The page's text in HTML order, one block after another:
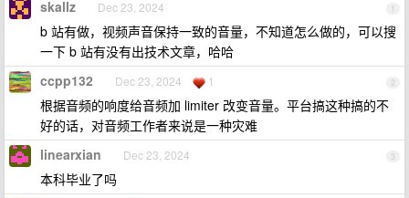
1
skallz Dec 23, 2024
b 站有做，视频声音保持一致的音量，不知道怎么做的，可以搜
一下 b 站有没有出技术文章，哈哈
2
ccpp132 Dec 23, 2024 1
根据音频的响度给音频加 limiter 改变音量。平台搞这种搞的不
好的话，对音频工作者来说是一种灾难
3
linearxian Dec 23, 2024
本科毕业了吗